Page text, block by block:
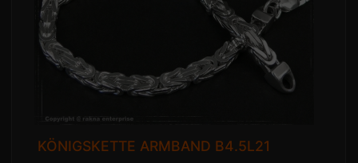
KÖNIGSKETTE ARMBAND B4.5L21